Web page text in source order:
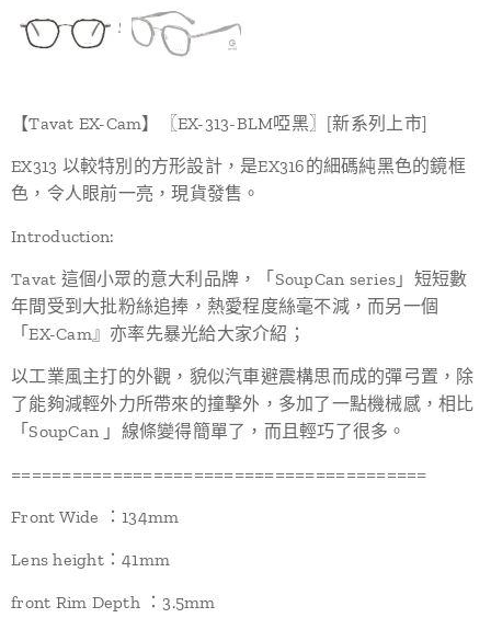
【Tavat EX-Cam】〖EX-313-BLM啞黑〗[新系列上市]
EX313 以較特別的方形設計，是EX316的細碼純黑色的鏡框
色，令人眼前一亮，現貨發售。
Introduction:
Tavat 這個小眾的意大利品牌，「SoupCan series」短短數
年間受到大批粉絲追捧，熱愛程度絲毫不減，而另一個
「EX-Cam』亦率先暴光給大家介紹；
以工業風主打的外觀，貌似汽車避震構思而成的彈弓置，除
了能夠減輕外力所帶來的撞擊外，多加了一點機械感，相比
「SoupCan 」線條變得簡單了，而且輕巧了很多。
=========================================
Front Wide ：134mm
Lens height：41mm
front Rim Depth ：3.5mm